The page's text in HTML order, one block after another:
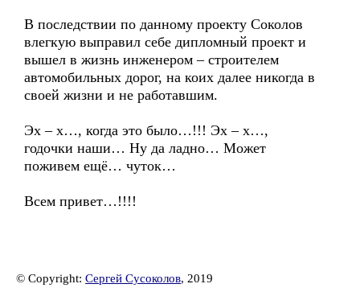
В последствии по данному проекту Соколов
влегкую выправил себе дипломный проект и
вышел в жизнь инженером – строителем
автомобильных дорог, на коих далее никогда в
своей жизни и не работавшим.
Эх – х…, когда это было…!!! Эх – х…,
годочки наши… Ну да ладно… Может
поживем ещё… чуток…
Всем привет…!!!!
© Copyright: Сергей Сусоколов, 2019